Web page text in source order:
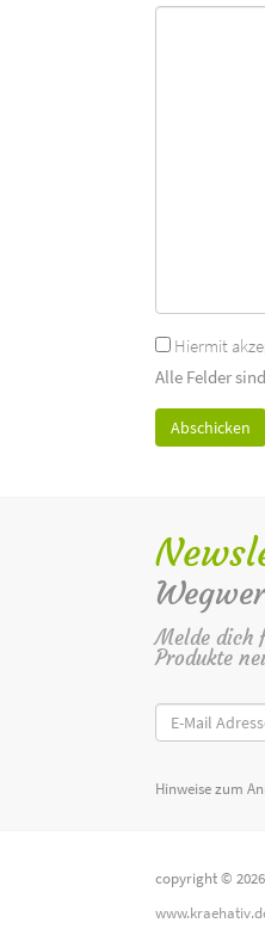
Hiermit
Alle Felder
Melde dich
Produkte
Hinweise zum
copyright ©